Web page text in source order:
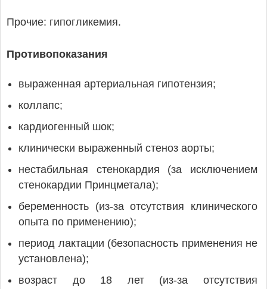
Прочие: гипогликемия.
Противопоказания
выраженная артериальная гипотензия;
коллапс;
кардиогенный шок;
клинически выраженный стеноз аорты;
нестабильная стенокардия (за исключением
стенокардии Принцметала);
беременность (из-за отсутствия клинического
опыта по применению);
период лактации (безопасность применения не
установлена);
возраст до 18 лет (из-за отсутствия